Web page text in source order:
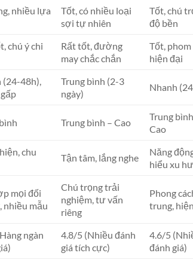
nhiều lựa
Tốt, có nhiều loại
sợi tự nhiên
Tốt, chú
độ bền
chú ý chi
Rất tốt, đường
may chắc chắn
Tốt, phom
hiện đại
(24-48h),
Trung bình (2-3
ngày)
Nhanh
Trung bình – Cao
Trung
Cao
chu
Tận tâm, lắng nghe
Năng
hiểu xu
mọi đối
nhiều mẫu
Chú trọng trải
nghiệm, tư vấn
riêng
Phong
trung,
ngàn
4.8/5 (Nhiều đánh
giá tích cực)
4.6/5
đánh giá)